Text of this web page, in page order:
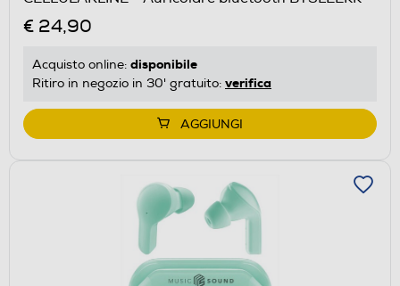
€ 24,90
Acquisto online: disponibile
Ritiro in negozio in 30' gratuito: verifica
AGGIUNGI